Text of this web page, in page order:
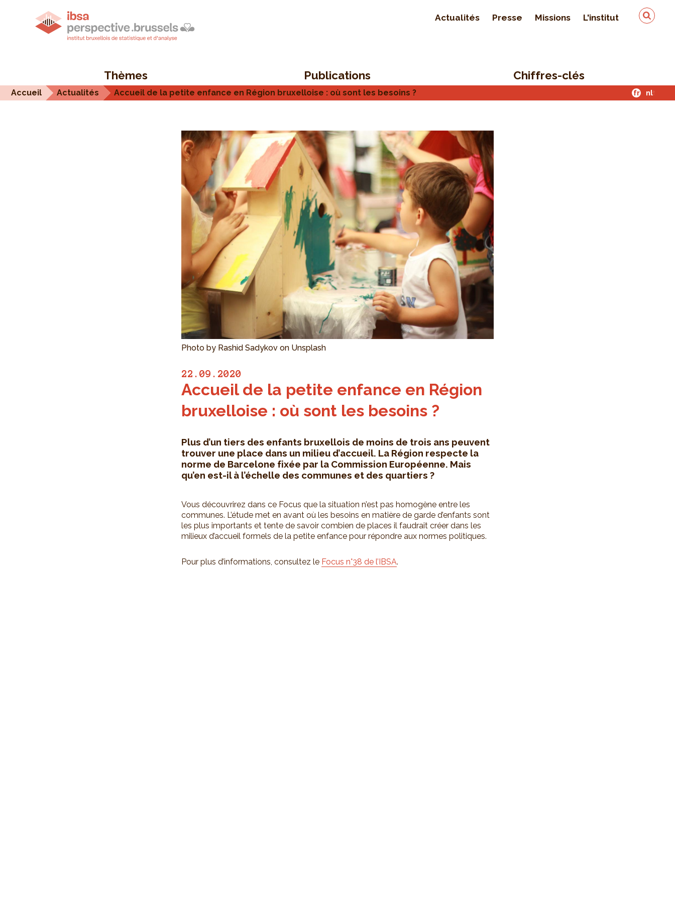
Actualités Presse Missions L'institut
Qualité & sécurité des
Thèmes Publications Chiffres-clés
Accueil Actualités Accueil de la petite enfance en Région bruxelloise : où sont les besoins ? fr nl
Photo by Rashid Sadykov on Unsplash
22.09.2020
Accueil de la petite enfance en Région
bruxelloise : où sont les besoins ?
Plus d’un tiers des enfants bruxellois de moins de trois ans peuvent
trouver une place dans un milieu d’accueil. La Région respecte la
norme de Barcelone fixée par la Commission Européenne. Mais
qu’en est-il à l’échelle des communes et des quartiers ?
Vous découvrirez dans ce Focus que la situation n’est pas homogène entre les
communes. L’étude met en avant où les besoins en matière de garde d’enfants sont
les plus importants et tente de savoir combien de places il faudrait créer dans les
milieux d’accueil formels de la petite enfance pour répondre aux normes politiques.
Pour plus d’informations, consultez le Focus n°38 de l’IBSA.